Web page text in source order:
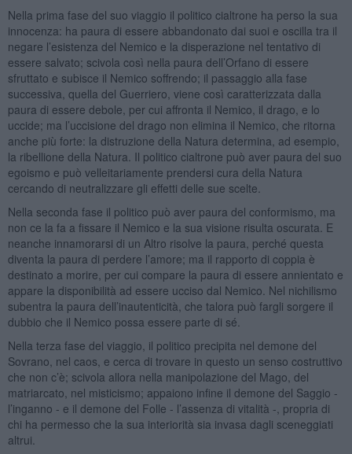
Nella prima fase del suo viaggio il politico cialtrone ha perso la sua
innocenza: ha paura di essere abbandonato dai suoi e oscilla tra il
negare l’esistenza del Nemico e la disperazione nel tentativo di
essere salvato; scivola così nella paura dell’Orfano di essere
sfruttato e subisce il Nemico soffrendo; il passaggio alla fase
successiva, quella del Guerriero, viene così caratterizzata dalla
paura di essere debole, per cui affronta il Nemico, il drago, e lo
uccide; ma l’uccisione del drago non elimina il Nemico, che ritorna
anche più forte: la distruzione della Natura determina, ad esempio,
la ribellione della Natura. Il politico cialtrone può aver paura del suo
egoismo e può velleitariamente prendersi cura della Natura
cercando di neutralizzare gli effetti delle sue scelte.
Nella seconda fase il politico può aver paura del conformismo, ma
non ce la fa a fissare il Nemico e la sua visione risulta oscurata. E
neanche innamorarsi di un Altro risolve la paura, perché questa
diventa la paura di perdere l’amore; ma il rapporto di coppia è
destinato a morire, per cui compare la paura di essere annientato e
appare la disponibilità ad essere ucciso dal Nemico. Nel nichilismo
subentra la paura dell’inautenticità, che talora può fargli sorgere il
dubbio che il Nemico possa essere parte di sé.
Nella terza fase del viaggio, il politico precipita nel demone del
Sovrano, nel caos, e cerca di trovare in questo un senso costruttivo
che non c’è; scivola allora nella manipolazione del Mago, del
matriarcato, nel misticismo; appaiono infine il demone del Saggio -
l’inganno - e il demone del Folle - l’assenza di vitalità -, propria di
chi ha permesso che la sua interiorità sia invasa dagli sceneggiati
altrui.